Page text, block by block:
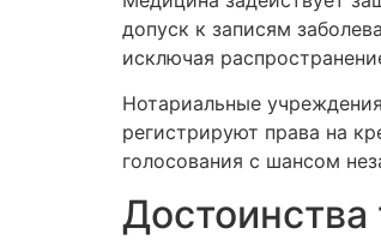
допуск к записям
исключая
Нотариальные
регистрируют права на
голосования с шансом